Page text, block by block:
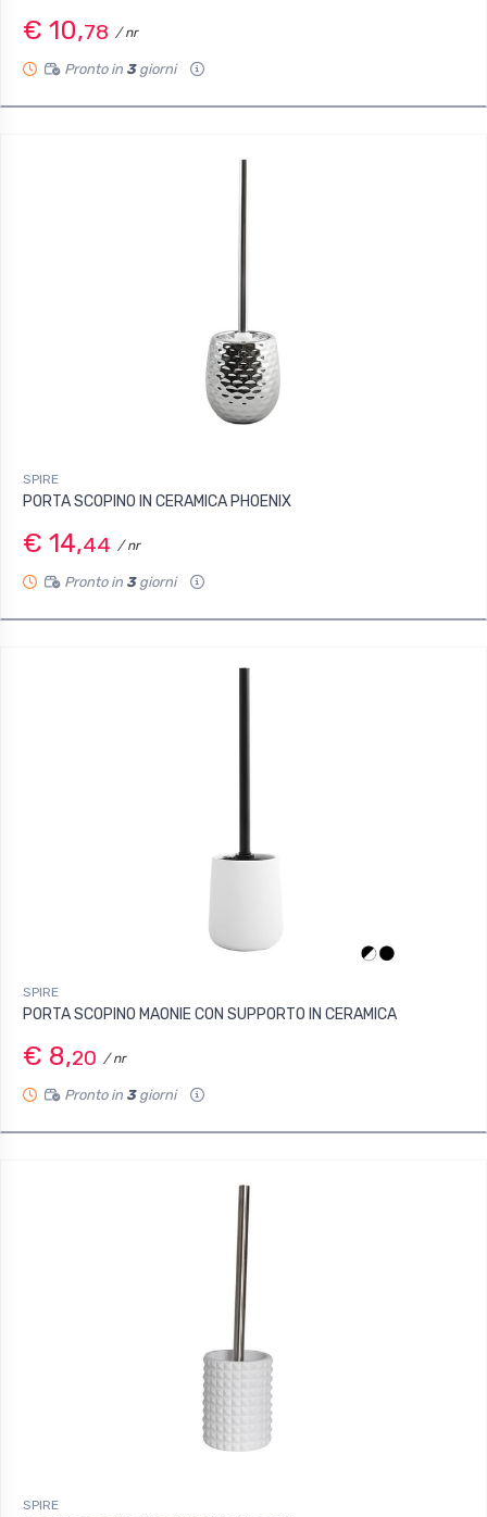
€ 10,78 / nr
Pronto in 3giorni
SPIRE
PORTA SCOPINO IN CERAMICA PHOENIX
€ 14,44 / nr
Pronto in 3giorni
SPIRE
PORTA SCOPINO MAONIE CON SUPPORTO IN CERAMICA
€ 8,20 / nr
Pronto in 3giorni
SPIRE